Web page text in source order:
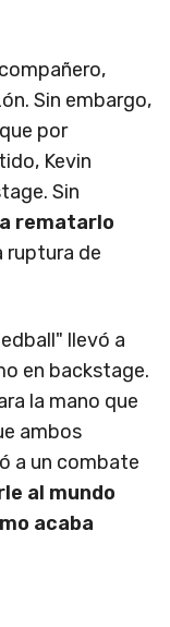
Sin embargo,
por
Kevin
Sin
rematarlo
ruptura de
llevó a
en backstage.
la mano que
ambos
a un combate
al mundo
acaba